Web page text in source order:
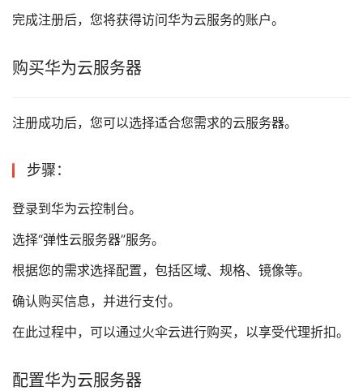
完成注册后，您将获得访问华为云服务的账户。
购买华为云服务器
注册成功后，您可以选择适合您需求的云服务器。
步骤：
登录到华为云控制台。
选择“弹性云服务器”服务。
根据您的需求选择配置，包括区域、规格、镜像等。
确认购买信息，并进行支付。
在此过程中，可以通过火伞云进行购买，以享受代理折扣。
配置华为云服务器